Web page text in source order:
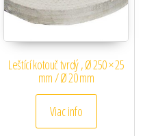
Leštící kotouč tvrdý , Ø 250 × 25
mm / Ø 20 mm
Viac info